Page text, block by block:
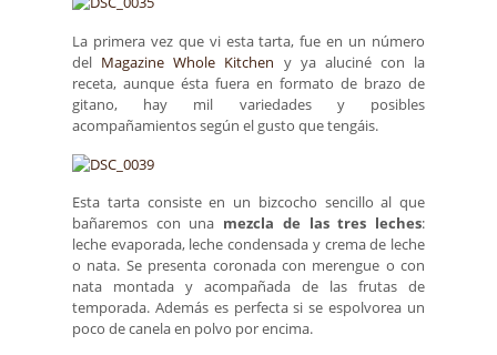
La primera vez que vi esta tarta, fue en un número
del Magazine Whole Kitchen y ya aluciné con la
receta, aunque ésta fuera en formato de brazo de
gitano, hay mil variedades y posibles
acompañamientos según el gusto que tengáis.
Esta tarta consiste en un bizcocho sencillo al que
bañaremos con una mezcla de las tres leches:
leche evaporada, leche condensada y crema de leche
o nata. Se presenta coronada con merengue o con
nata montada y acompañada de las frutas de
temporada. Además es perfecta si se espolvorea un
poco de canela en polvo por encima.